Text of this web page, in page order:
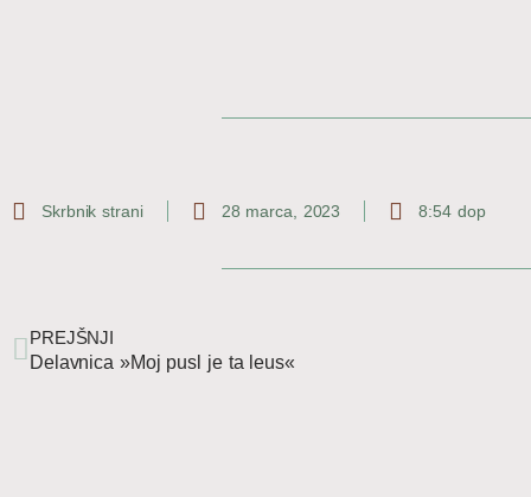
Skrbnik strani 28 marca, 2023 8:54 dop
PREJŠNJI
Delavnica »Moj pusl je ta leus«